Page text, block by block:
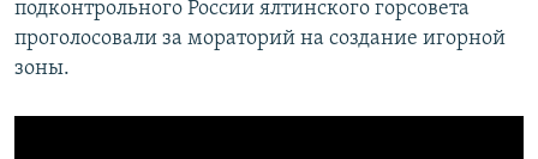
подконтрольного России ялтинского горсовета
проголосовали за мораторий на создание игорной
зоны.